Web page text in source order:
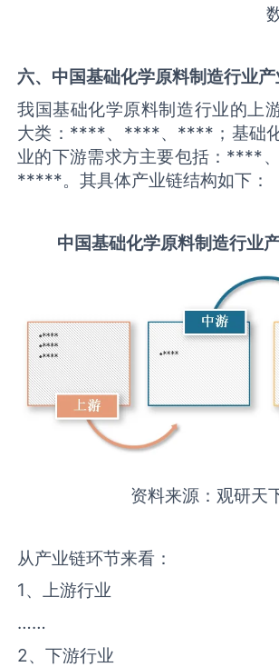
六、中国基础化学原料制造行业
我国基础化学原料制造行业的上
大类：****、****、****；基础
业的下游需求方主要包括：
*****。其具体产业链结构如下：
中国基础化学原料制造行业
资料来源：观研天
从产业链环节来看：
1、上游行业
……
2、下游行业